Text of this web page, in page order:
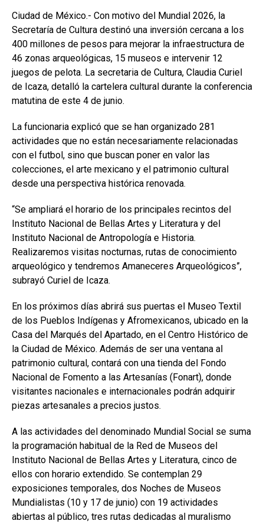
Ciudad de México.- Con motivo del Mundial 2026, la
Secretaría de Cultura destinó una inversión cercana a los
400 millones de pesos para mejorar la infraestructura de
46 zonas arqueológicas, 15 museos e intervenir 12
juegos de pelota. La secretaria de Cultura, Claudia Curiel
de Icaza, detalló la cartelera cultural durante la conferencia
matutina de este 4 de junio.
La funcionaria explicó que se han organizado 281
actividades que no están necesariamente relacionadas
con el futbol, sino que buscan poner en valor las
colecciones, el arte mexicano y el patrimonio cultural
desde una perspectiva histórica renovada.
“Se ampliará el horario de los principales recintos del
Instituto Nacional de Bellas Artes y Literatura y del
Instituto Nacional de Antropología e Historia.
Realizaremos visitas nocturnas, rutas de conocimiento
arqueológico y tendremos Amaneceres Arqueológicos”,
subrayó Curiel de Icaza.
En los próximos días abrirá sus puertas el Museo Textil
de los Pueblos Indígenas y Afromexicanos, ubicado en la
Casa del Marqués del Apartado, en el Centro Histórico de
la Ciudad de México. Además de ser una ventana al
patrimonio cultural, contará con una tienda del Fondo
Nacional de Fomento a las Artesanías (Fonart), donde
visitantes nacionales e internacionales podrán adquirir
piezas artesanales a precios justos.
A las actividades del denominado Mundial Social se suma
la programación habitual de la Red de Museos del
Instituto Nacional de Bellas Artes y Literatura, cinco de
ellos con horario extendido. Se contemplan 29
exposiciones temporales, dos Noches de Museos
Mundialistas (10 y 17 de junio) con 19 actividades
abiertas al público, tres rutas dedicadas al muralismo